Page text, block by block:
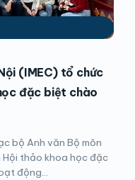
(IMEC) tổ chức
đặc biệt chào
bộ Anh văn Bộ môn
Hội thảo khoa học đặc
động...